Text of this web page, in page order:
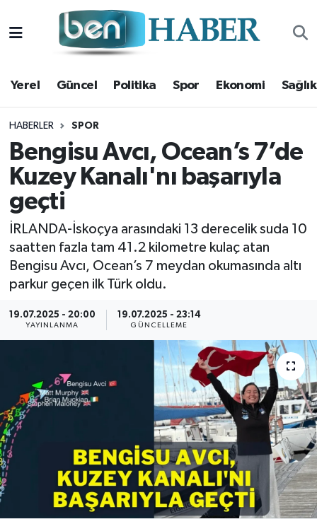
Yerel Güncel Politika Spor Ekonomi Sağlık
HABERLER SPOR
Bengisu Avcı, Ocean’s 7’de
Kuzey Kanalı'nı başarıyla
geçti
İRLANDA-İskoçya arasındaki 13 derecelik suda 10
saatten fazla tam 41.2 kilometre kulaç atan
Bengisu Avcı, Ocean’s 7 meydan okumasında altı
parkur geçen ilk Türk oldu.
19.07.2025 - 20:00
YAYINLANMA
19.07.2025 - 23:14
GÜNCELLEME
Yerel
Güncel
Politika
Spor
Ekonomi
Sağlık
Magazin
Resmi Reklam
Röportajlar
Hava Durumu
Trafik Durumu
Süper Lig Puan Durumu ve Fikstür
Tüm Manşetler
Son Dakika Haberleri
Haber Arşivi